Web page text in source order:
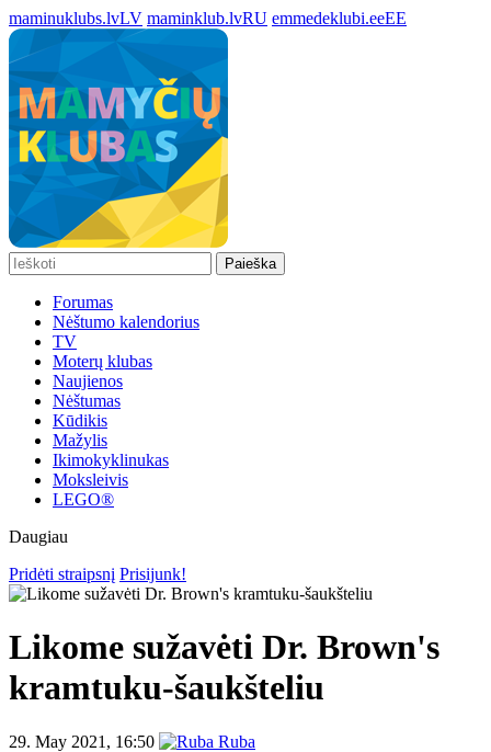
maminuklubs.lvLV maminklub.lvRU emmedeklubi.eeEE
Paieška
Forumas
Nėštumo kalendorius
TV
Moterų klubas
Naujienos
Nėštumas
Kūdikis
Mažylis
Ikimokyklinukas
Moksleivis
LEGO®
Daugiau
Pridėti straipsnį Prisijunk!
Likome sužavėti Dr. Brown's
kramtuku-šaukšteliu
29. May 2021, 16:50
Ruba